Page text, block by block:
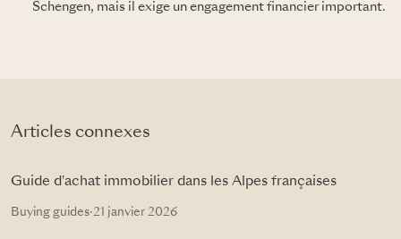
Schengen, mais il exige un engagement financier important.
Articles connexes
Guide d'achat immobilier dans les Alpes françaises
Buying guides·21 janvier 2026